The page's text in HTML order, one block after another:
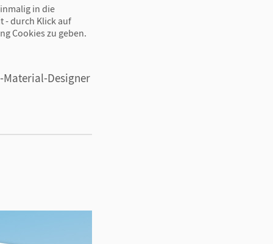
in die
- durch Klick auf
Cookies zu geben.
Designer